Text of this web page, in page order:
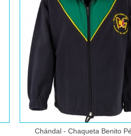
Comprar
Chándal - Chaqueta Benito